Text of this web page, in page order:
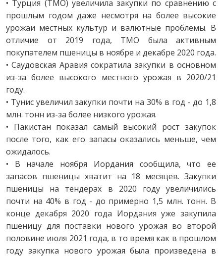
• Турция (TMO) увеличила закупки по сравнению с
прошлым годом даже несмотря на более высокие
урожаи местных культур и валютные проблемы. В
отличие от 2019 года, TMO была активным
покупателем пшеницы в ноябре и декабре 2020 года.
• Саудовская Аравия сократила закупки в основном
из-за более высокого местного урожая в 2020/21
году.
• Тунис увеличил закупки почти на 30% в год - до 1,8
млн. тонн из-за более низкого урожая.
• Пакистан показал самый высокий рост закупок
после того, как его запасы оказались меньше, чем
ожидалось.
• В начале ноября Иордания сообщила, что ее
запасов пшеницы хватит на 18 месяцев. Закупки
пшеницы на тендерах в 2020 году увеличились
почти на 40% в год - до примерно 1,5 млн. тонн. В
конце декабря 2020 года Иордания уже закупила
пшеницу для поставки нового урожая во второй
половине июля 2021 года, в то время как в прошлом
году закупка нового урожая была произведена в